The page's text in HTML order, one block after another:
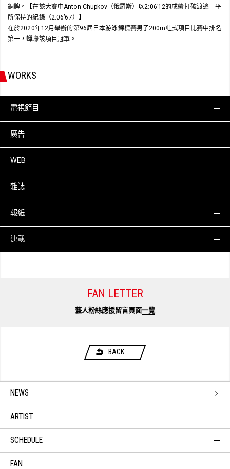
銅牌。【在該大賽中Anton Chupkov（俄羅斯）以2:06’12的成績打破渡邊一平
所保持的紀錄（2:06’67）】
在於2020年12月舉辦的第96屆日本游泳錦標賽男子200m蛙式項目比賽中排名
第一，蟬聯該項目冠軍。
WORKS
電視節目
廣告
WEB
雜誌
報紙
連載
FAN LETTER
藝人粉絲應援留言頁面一覽
BACK
NEWS
ARTIST
SCHEDULE
FAN